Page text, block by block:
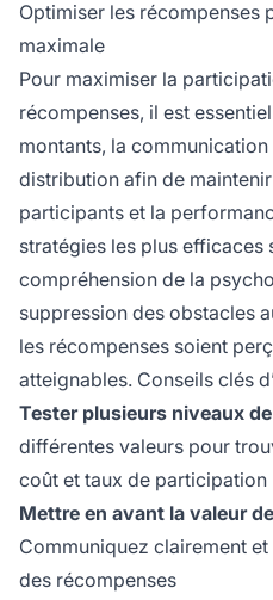
Optimiser les récompenses
maximale
Pour maximiser la
récompenses, il est
montants, la
distribution afin de
participants et la
stratégies les plus efficaces
compréhension de la
suppression des obstacles
les récompenses soient
atteignables. Conseils clés
Tester plusieurs niveaux
différentes valeurs pour
coût et taux de participation
Mettre en avant la valeur
Communiquez clairement
des récompenses